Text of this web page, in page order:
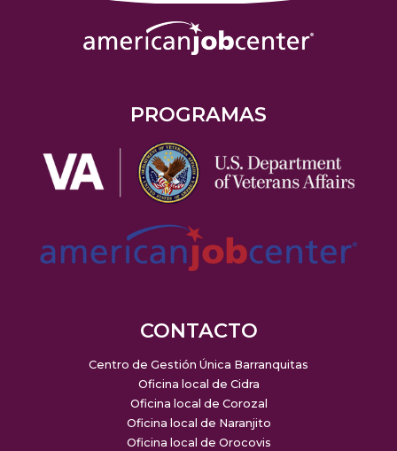
PROGRAMAS
CONTACTO
Centro de Gestión Única Barranquitas
Oficina local de Cidra
Oficina local de Corozal
Oficina local de Naranjito
Oficina local de Orocovis